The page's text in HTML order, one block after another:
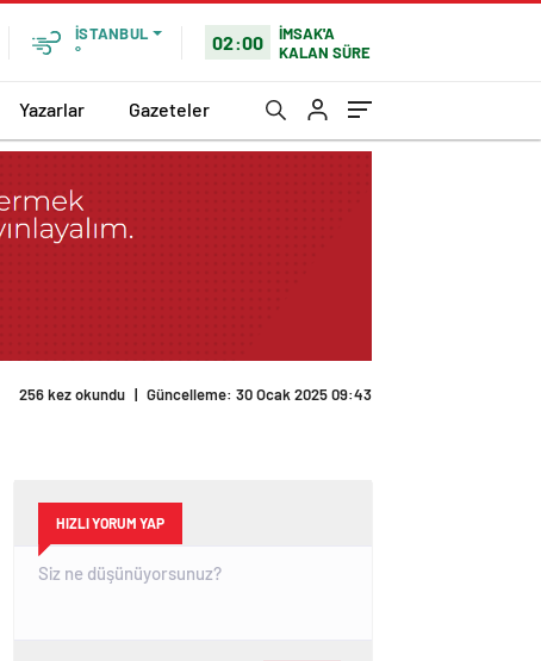
İSTANBUL
°
02:00
İMSAK'A
KALAN SÜRE
Yazarlar Gazeteler
256 kez okundu | Güncelleme: 30 Ocak 2025 09:43
HIZLI YORUM YAP